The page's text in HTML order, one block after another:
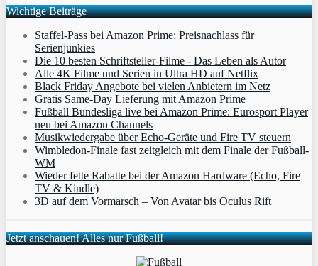
Wichtige Beiträge
Staffel-Pass bei Amazon Prime: Preisnachlass für
Serienjunkies
Die 10 besten Schriftsteller-Filme - Das Leben als Autor
Alle 4K Filme und Serien in Ultra HD auf Netflix
Black Friday Angebote bei vielen Anbietern im Netz
Gratis Same-Day Lieferung mit Amazon Prime
Fußball Bundesliga live bei Amazon Prime: Eurosport Player
neu bei Amazon Channels
Musikwiedergabe über Echo-Geräte und Fire TV steuern
Wimbledon-Finale fast zeitgleich mit dem Finale der Fußball-
WM
Wieder fette Rabatte bei der Amazon Hardware (Echo, Fire
TV & Kindle)
3D auf dem Vormarsch – Von Avatar bis Oculus Rift
Jetzt anschauen! Alles nur Fußball!